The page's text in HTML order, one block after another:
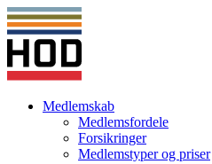
Medlemskab
Medlemsfordele
Forsikringer
Medlemstyper og priser